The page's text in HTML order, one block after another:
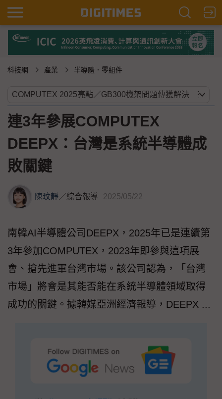
科技網 產業 半導體．零組件
連3年參展COMPUTEX
DEEPX：台灣是系統半導體成
敗關鍵
陳玟靜／綜合報導 2025/05/22
南韓AI半導體公司DEEPX，2025年已是連續第
3年參加COMPUTEX，2023年即參與這項展
會、搶先進軍台灣市場。該公司認為，「台灣
市場」將會是其能否能在系統半導體領域取得
成功的關鍵。據韓媒亞洲經濟報導，DEEPX ...